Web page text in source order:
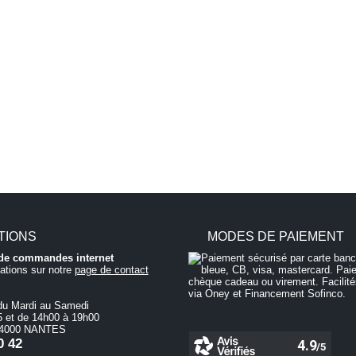
commandes internet
sur notre page de contact
Mardi au Samedi
et de 14h00 à 19h00
NANTES
42
MODES DE PAIEMENT